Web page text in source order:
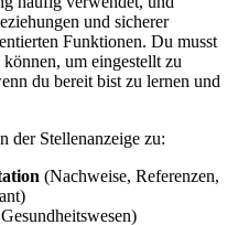
und sicherer
Funktionen. Du musst
um eingestellt zu
du bereit bist zu lernen und
der Stellenanzeige zu:
(Nachweise, Referenzen,